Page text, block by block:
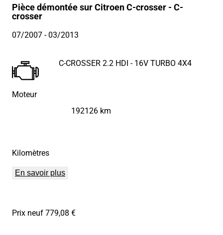
Pièce démontée sur Citroen C-crosser - C-
crosser
07/2007- 03/2013
Moteur
C-CROSSER 2.2 HDI - 16V TURBO 4X4
Kilomètres
192126 km
En savoir plus
Prix neuf 779,08 €